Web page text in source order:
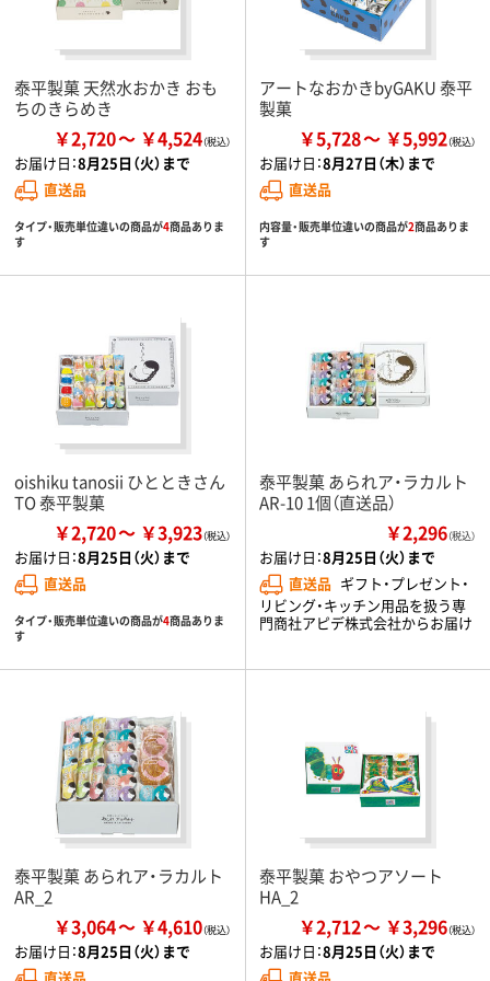
泰平製菓 天然水おかき おも
ちのきらめき
￥2,720 ￥4,524
お届け日：8月25日（火）まで
直送品
タイプ・販売単位違いの商品が4商品ありま
す
アートなおかきbyGAKU 泰平
製菓
￥5,728 ￥5,992
お届け日：8月27日（木）まで
直送品
内容量・販売単位違いの商品が2商品ありま
す
oishiku tanosii ひとときさん
TO 泰平製菓
￥2,720 ￥3,923
お届け日：8月25日（火）まで
直送品
タイプ・販売単位違いの商品が4商品ありま
す
泰平製菓 あられア・ラカルト
AR-10 1個（直送品）
￥2,296（税込）
お届け日：8月25日（火）まで
直送品 ギフト・プレゼント・
リビング・キッチン用品を扱う専
門商社アピデ株式会社からお届け
泰平製菓 あられア・ラカルト
AR_2
￥3,064 ￥4,610
お届け日：8月25日（火）まで
泰平製菓 おやつアソート
HA_2
￥2,712 ￥3,296
お届け日：8月25日（火）まで